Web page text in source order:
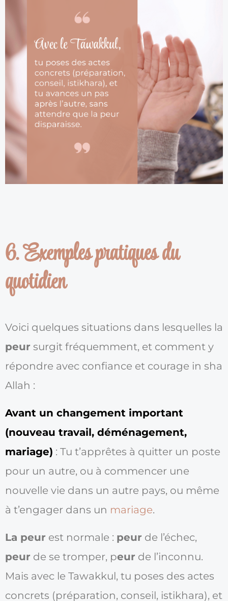
6. Exemples pratiques du
quotidien
Voici quelques situations dans lesquelles la
peur surgit fréquemment, et comment y
répondre avec confiance et courage in sha
Allah :
Avant un changement important
(nouveau travail, déménagement,
mariage) : Tu t’apprêtes à quitter un poste
pour un autre, ou à commencer une
nouvelle vie dans un autre pays, ou même
à t’engager dans un mariage.
La peur est normale : peur de l’échec,
peur de se tromper, peur de l’inconnu.
Mais avec le Tawakkul, tu poses des actes
concrets (préparation, conseil, istikhara), et